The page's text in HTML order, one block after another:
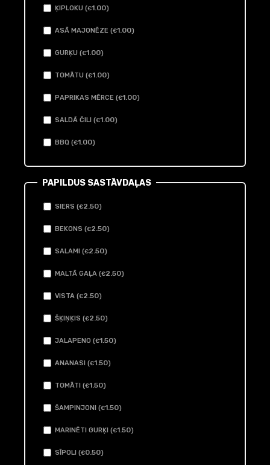
ĶIPLOKU (€1.00)
ASĀ MAJONĒZE (€1.00)
GURĶU (€1.00)
TOMĀTU (€1.00)
PAPRIKAS MĒRCE (€1.00)
SALDĀ ČILI (€1.00)
BBQ (€1.00)
PAPILDUS SASTĀVDAĻAS
SIERS (€2.50)
BEKONS (€2.50)
SALAMI (€2.50)
MALTĀ GAĻA (€2.50)
VISTA (€2.50)
ŠĶIŅĶIS (€2.50)
JALAPENO (€1.50)
ANANASI (€1.50)
TOMĀTI (€1.50)
ŠAMPINJONI (€1.50)
MARINĒTI GURĶI (€1.50)
SĪPOLI (€0.50)